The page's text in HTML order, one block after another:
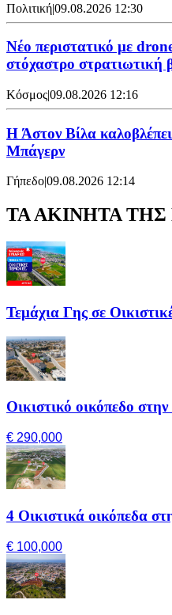
Πολιτική|09.08.2026 12:30
Νέο περιστατικό με
στόχαστρο στρατιωτική
Κόσμος|09.08.2026 12:16
Η Άστον Βίλα καλοβλέπει
Μπάγερν
Γήπεδο|09.08.2026 12:14
ΤΑ ΑΚΙΝΗΤΑ
Τεμάχια Γης σε
Οικιστικό οικόπεδο
€ 290,000
4 Οικιστικά οικόπεδα
€ 100,000